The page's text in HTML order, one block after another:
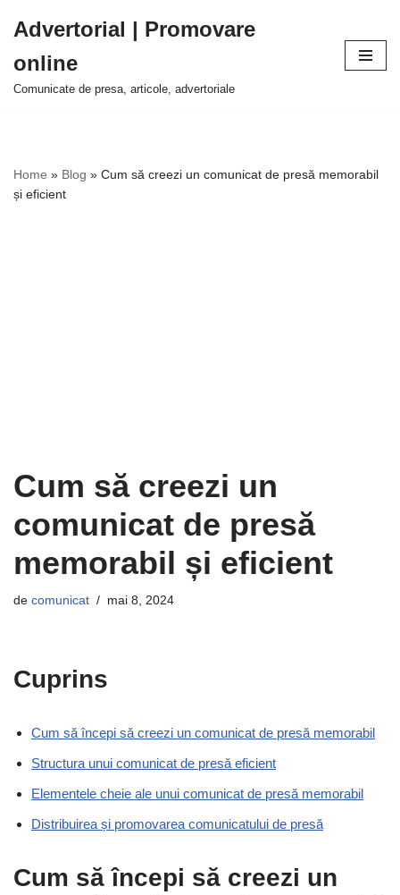
la
conținut
Advertorial | Promovare
online
Comunicate de presa, articole, advertoriale
Home » Blog » Cum să creezi un comunicat de presă memorabil
și eficient
Cum să creezi un
comunicat de presă
memorabil și eficient
de comunicat mai 8, 2024
Cuprins
Cum să începi să creezi un comunicat de presă memorabil
Structura unui comunicat de presă eficient
Elementele cheie ale unui comunicat de presă memorabil
Distribuirea și promovarea comunicatului de presă
Cum să începi să creezi un